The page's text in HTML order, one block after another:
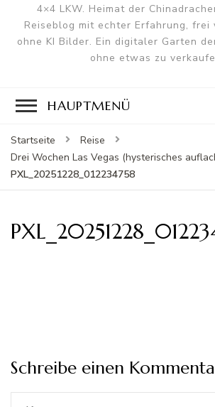
4×4 LKW. Heimat der
Reiseblog mit echter Erfahrung, frei
ohne KI Bilder. Ein digitaler Garten
ohne etwas zu
HAUPTMENÜ
Startseite
Reise
Drei Wochen Las Vegas (hysterisches
PXL_20251228_012234758
Schreibe einen